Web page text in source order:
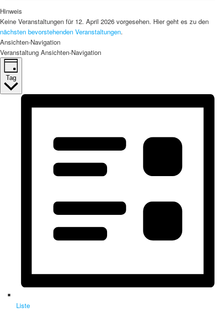
Hinweis
Keine Veranstaltungen für 12. April 2026 vorgesehen. Hier geht es zu den
nächsten bevorstehenden Veranstaltungen.
Ansichten-Navigation
Veranstaltung Ansichten-Navigation
Tag
Liste